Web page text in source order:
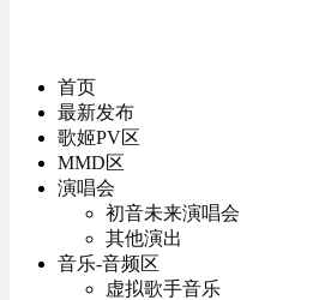
首页
最新发布
歌姬PV区
MMD区
演唱会
初音未来演唱会
其他演出
音乐-音频区
虚拟歌手音乐